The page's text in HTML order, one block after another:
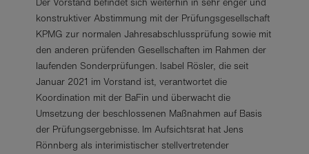
konstruktiver Abstimmung mit der Prüfungsgesellschaft
KPMG zur normalen Jahresabschlussprüfung sowie mit
den anderen prüfenden Gesellschaften im Rahmen der
laufenden Sonderprüfungen. Isabel Rösler, die seit
Januar 2021 im Vorstand ist, verantwortet die
Koordination mit der BaFin und überwacht die
Umsetzung der beschlossenen Maßnahmen auf Basis
der Prüfungsergebnisse. Im Aufsichtsrat hat Jens
Rönnberg als interimistischer stellvertretender